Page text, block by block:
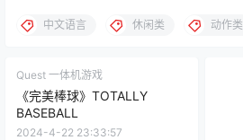
中文语言 休闲类 动作类
Quest 一体机游戏
《完美棒球》TOTALLY
BASEBALL
2024-4-22 23:33:57